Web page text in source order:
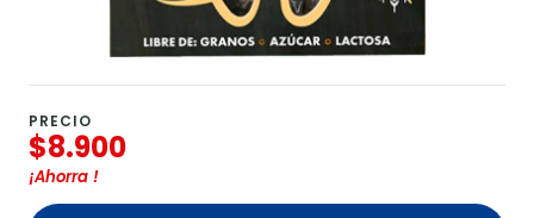
PRECIO
$8.900
¡Ahorra !